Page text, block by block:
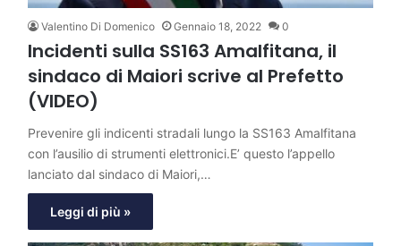
Valentino Di Domenico Gennaio 18, 2022 0
Incidenti sulla SS163 Amalfitana, il
sindaco di Maiori scrive al Prefetto
(VIDEO)
Prevenire gli indicenti stradali lungo la SS163 Amalfitana
con l’ausilio di strumenti elettronici.E’ questo l’appello
lanciato dal sindaco di Maiori,…
Leggi di più »